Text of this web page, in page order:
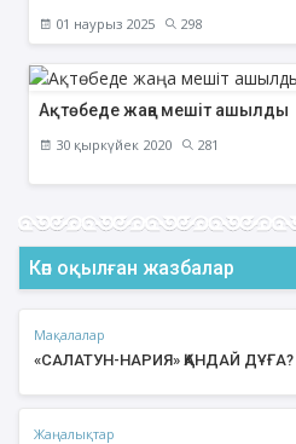
01 наурыз 2025 298
Ақтөбеде жаңа мешіт ашылды
30 қыркүйек 2020 281
Көп оқылған жазбалар
Мақалалар
«САЛАТУН-НАРИЯ» ҚАНДАЙ ДҰҒА?
Жаңалықтар